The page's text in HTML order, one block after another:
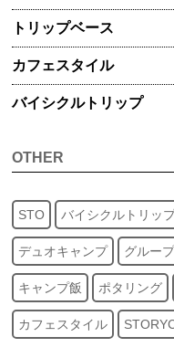
トリップベース
カフェスタイル
バイシクルトリップ
OTHER
STO バイシクルトリッ
デュオキャンプ グルー
キャンプ飯 ポタリング
カフェスタイル